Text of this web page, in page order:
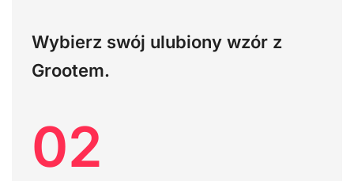
Wybierz swój ulubiony wzór z
Grootem.
02